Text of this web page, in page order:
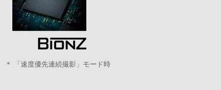
＊ 「速度優先連続撮影」モード時